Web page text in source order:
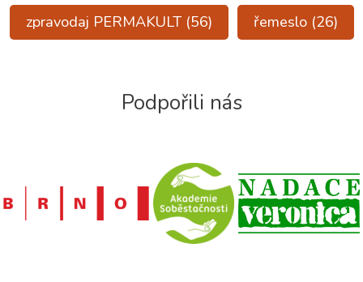
zpravodaj PERMAKULT(56) řemeslo(26)
Podpořili nás